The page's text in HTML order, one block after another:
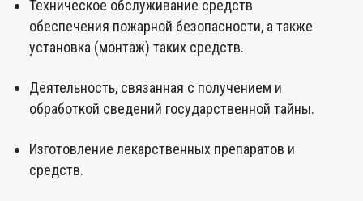
Техническое обслуживание средств
обеспечения пожарной безопасности, а также
установка (монтаж) таких средств.
Деятельность, связанная с получением и
обработкой сведений государственной тайны.
Изготовление лекарственных препаратов и
средств.